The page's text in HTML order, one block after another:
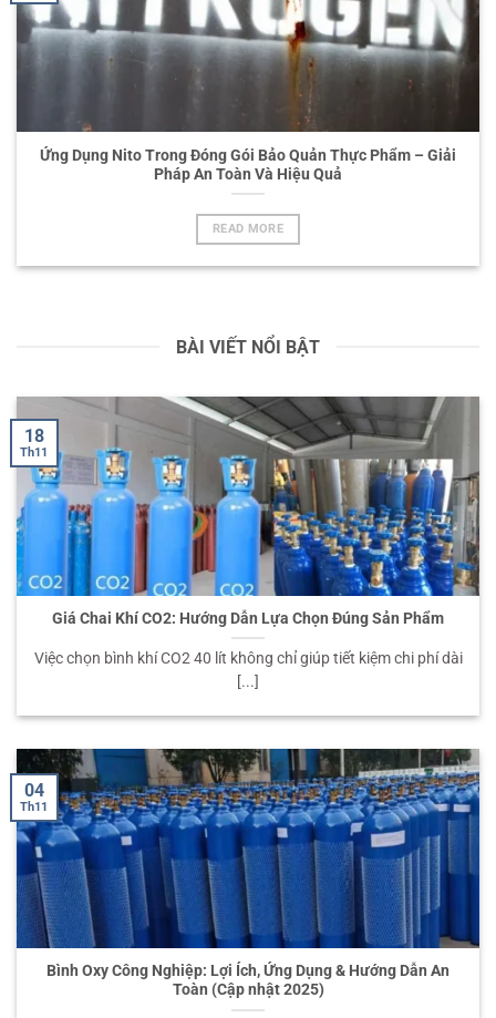
Ứng Dụng Nito Trong Đóng Gói Bảo Quản Thực Phẩm – Giải
Pháp An Toàn Và Hiệu Quả
READ MORE
BÀI VIẾT NỔI BẬT
Giá Chai Khí CO2: Hướng Dẫn Lựa Chọn Đúng Sản Phẩm
Việc chọn bình khí CO2 40 lít không chỉ giúp tiết kiệm chi phí dài
[...]
18
Th11
Bình Oxy Công Nghiệp: Lợi Ích, Ứng Dụng & Hướng Dẫn An
Toàn (Cập nhật 2025)
04
Th11